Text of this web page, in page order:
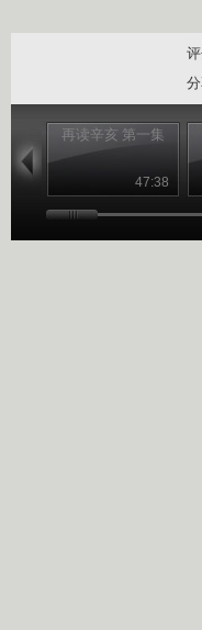
再读辛亥 第一集
47:38